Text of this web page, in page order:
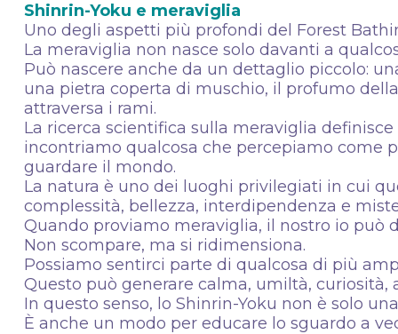
Shinrin-Yoku e meraviglia
Uno degli aspetti più profondi del Forest
La meraviglia non nasce solo davanti a
Può nascere anche da un dettaglio piccolo:
una pietra coperta di muschio, il profumo
attraversa i rami.
La ricerca scientifica sulla meraviglia
incontriamo qualcosa che percepiamo come
guardare il mondo.
La natura è uno dei luoghi privilegiati in cui
complessità, bellezza, interdipendenza e
Quando proviamo meraviglia, il nostro io può
Non scompare, ma si ridimensiona.
Possiamo sentirci parte di qualcosa di più
Questo può generare calma, umiltà, curiosità,
In questo senso, lo Shinrin-Yoku non è solo
È anche un modo per educare lo sguardo a